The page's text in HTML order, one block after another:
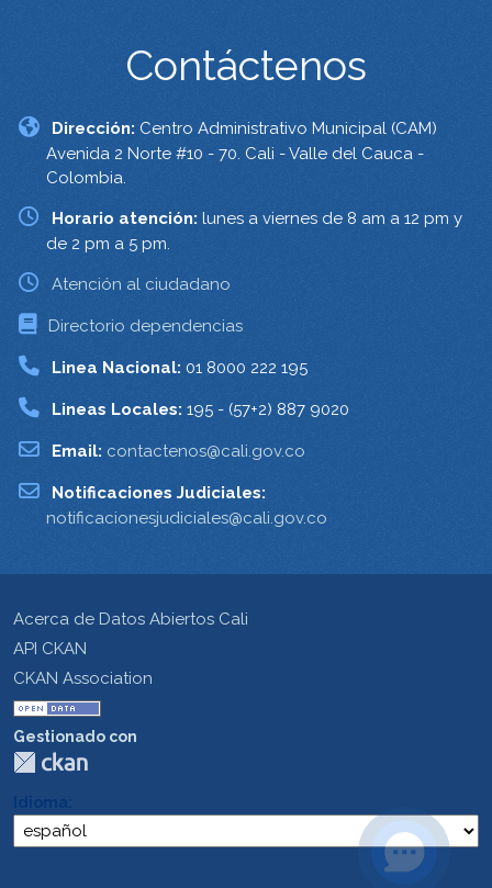
Contáctenos
Dirección: Centro Administrativo Municipal (CAM)
Avenida 2 Norte #10 - 70. Cali - Valle del Cauca -
Colombia.
Horario atención: lunes a viernes de 8 am a 12 pm y
de 2 pm a 5 pm.
Atención al ciudadano
Directorio dependencias
Linea Nacional: 01 8000 222 195
Lineas Locales: 195 - (57+2) 887 9020
Email: contactenos@cali.gov.co
Notificaciones Judiciales:
notificacionesjudiciales@cali.gov.co
Acerca de Datos Abiertos Cali
API CKAN
CKAN Association
Gestionado con